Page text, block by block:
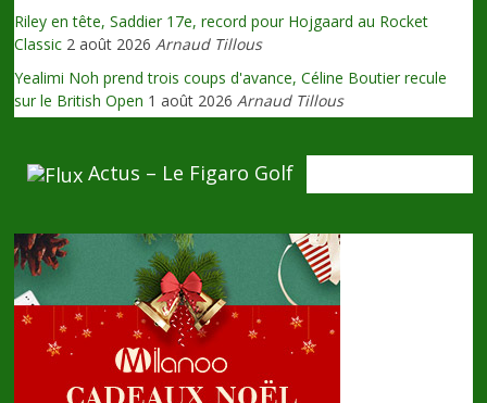
Riley en tête, Saddier 17e, record pour Hojgaard au Rocket
Classic 2 août 2026 Arnaud Tillous
Yealimi Noh prend trois coups d'avance, Céline Boutier recule
sur le British Open 1 août 2026 Arnaud Tillous
Actus – Le Figaro Golf